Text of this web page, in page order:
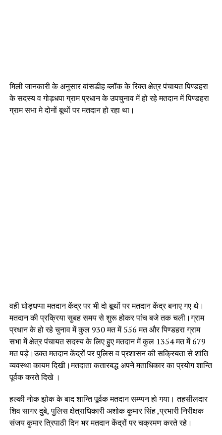
मिली जानकारी के अनुसार बांसडीह ब्लॉक के रिक्त क्षेत्र पंचायत पिण्डहरा
के सदस्य व गोड़धपा ग्राम प्रधान के उपचुनाव में हो रहे मतदान में पिण्डहरा
ग्राम सभा मे दोनों बूथों पर मतदान हो रहा था।
वही घोड़धप्पा मतदान केंद्र पर भी दो बूथों पर मतदान केंद्र बनाए गए थे।
मतदान की प्रक्रिया सुबह समय से शुरू होकर पांच बजे तक चली।ग्राम
प्रधान के हो रहे चुनाव में कुल 930 मत में 556 मत और पिण्डहरा ग्राम
सभा में क्षेत्र पंचायत सदस्य के लिए हुए मतदान में कुल 1354 मत में 679
मत पड़े।उक्त मतदान केंद्रों पर पुलिस व प्रशासन की सक्रियता से शांति
व्यवस्था कायम दिखी।मतदाता कतारबद्ध अपने मताधिकार का प्रयोग शान्ति
पूर्वक करते दिखे ।
हल्की नोक झोक के बाद शान्ति पूर्वक मतदान सम्प्पन हो गया। तहसीलदार
शिव सागर दुबे, पुलिस क्षेत्राधिकारी अशोक कुमार सिंह ,प्रभारी निरीक्षक
संजय कुमार त्रिपाठी दिन भर मतदान केंद्रों पर चक्रमण करते रहे।